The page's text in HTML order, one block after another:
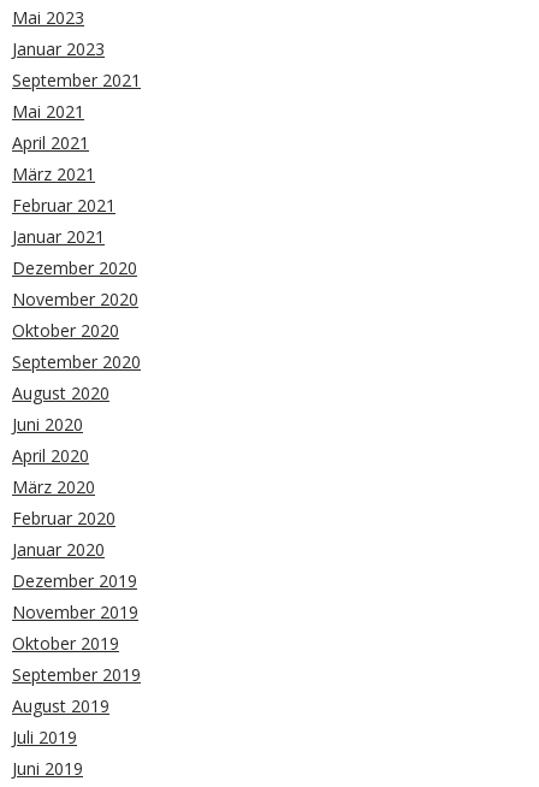
Mai 2023
Januar 2023
September 2021
Mai 2021
April 2021
März 2021
Februar 2021
Januar 2021
Dezember 2020
November 2020
Oktober 2020
September 2020
August 2020
Juni 2020
April 2020
März 2020
Februar 2020
Januar 2020
Dezember 2019
November 2019
Oktober 2019
September 2019
August 2019
Juli 2019
Juni 2019